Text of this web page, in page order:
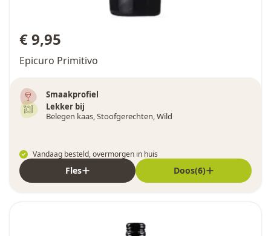
€ 9,95
Epicuro Primitivo
Smaakprofiel
Lekker bij
Belegen kaas, Stoofgerechten, Wild
Vandaag besteld, overmorgen in huis
Fles Doos(6)